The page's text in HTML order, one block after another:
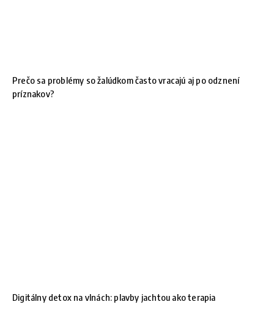
Prečo sa problémy so žalúdkom často vracajú aj po odznení
príznakov?
Digitálny detox na vlnách: plavby jachtou ako terapia